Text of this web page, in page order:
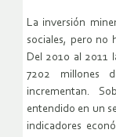
La inversión
sociales, pero no
Del 2010 al 2011
7202 millones
incrementan.
entendido en un
indicadores